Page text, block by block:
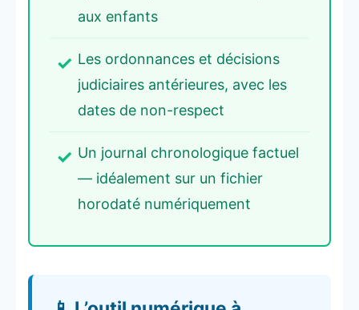
aux enfants
Les ordonnances et décisions
judiciaires antérieures, avec les
dates de non-respect
Un journal chronologique factuel
— idéalement sur un fichier
horodaté numériquement